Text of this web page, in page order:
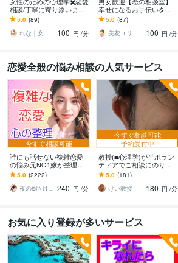
相談/丁寧に寄り添います
恋愛のお悩みに21年の心
理カウンセラー経験で安
心丁寧サポート
5.0 (89)
れな｜女性のための恋愛専門カウンセラー
100 円 /分
幸せになるお手伝いをし
ます 辛い恋どうしたらい
い？お話聞かせて下さ
い。優しくお聞きします
5.0 (87)
美花ユリ みはなゆり
100 円 /分
恋愛全般の悩み相談の人気サービス
今すぐ相談可能
誰にも話せない複雑恋愛
の悩み元NO1嬢が整理し
ます 夜職女性への恋・夜
職恋愛・不倫・片思い・
年の差・遠距離・失恋
5.0 (2222)
夜の嬢⭐月島みと｜複雑恋愛カウンセラー 240 円 /分
今すぐ相談可能
予約受付中
教授(■心理学)が半ボラン
ティアでご相談にのりま
す プロカウンセリングや
経験者アドバイス等では
解決不可の方へも。
5.0 (181)
けい教授
180 円 /分
お気に入り登録が多いサービス